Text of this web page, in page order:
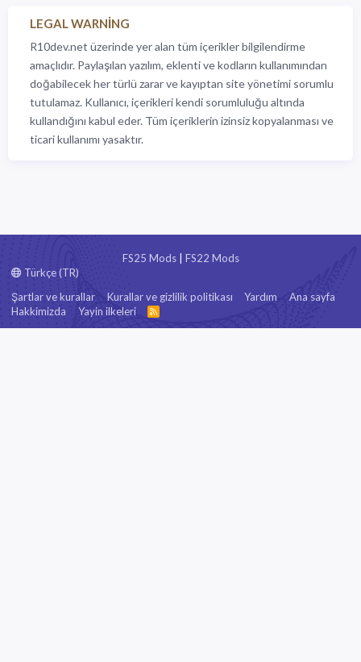
LEGAL WARNING
R10dev.net üzerinde yer alan tüm içerikler bilgilendirme
amaçlıdır. Paylaşılan yazılım, eklenti ve kodların kullanımından
doğabilecek her türlü zarar ve kayıptan site yönetimi sorumlu
tutulamaz. Kullanıcı, içerikleri kendi sorumluluğu altında
kullandığını kabul eder. Tüm içeriklerin izinsiz kopyalanması ve
ticari kullanımı yasaktır.
FS25 Mods| FS22 Mods
Türkçe (TR)
Şartlar ve kurallar
Kurallar ve gizlilik politikası Yardım
Ana sayfa
Hakkimizda
Yayin ilkeleri
R